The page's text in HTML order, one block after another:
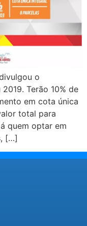
o
Terão 10% de
em cota única
total para
quem optar em
[…]